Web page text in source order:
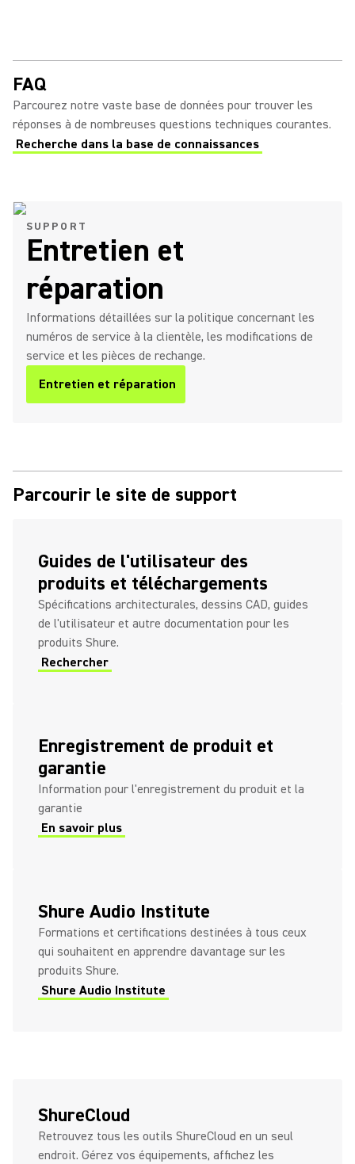
FAQ
Parcourez notre vaste base de données pour trouver les
réponses à de nombreuses questions techniques courantes.
Recherche dans la base de connaissances
(Opens in a new tab)
SUPPORT
Entretien et
réparation
Informations détaillées sur la politique concernant les
numéros de service à la clientèle, les modifications de
service et les pièces de rechange.
Entretien et réparation
Parcourir le site de support
Guides de l'utilisateur des
produits et téléchargements
Spécifications architecturales, dessins CAD, guides
de l'utilisateur et autre documentation pour les
produits Shure.
Rechercher
Enregistrement de produit et
garantie
Information pour l'enregistrement du produit et la
garantie
En savoir plus
Shure Audio Institute
Formations et certifications destinées à tous ceux
qui souhaitent en apprendre davantage sur les
produits Shure.
Shure Audio Institute
ShureCloud
Retrouvez tous les outils ShureCloud en un seul
endroit. Gérez vos équipements, affichez les